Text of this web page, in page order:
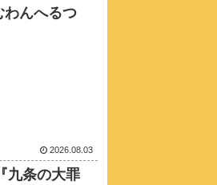
んへるつ
2026.08.03
九条の大罪